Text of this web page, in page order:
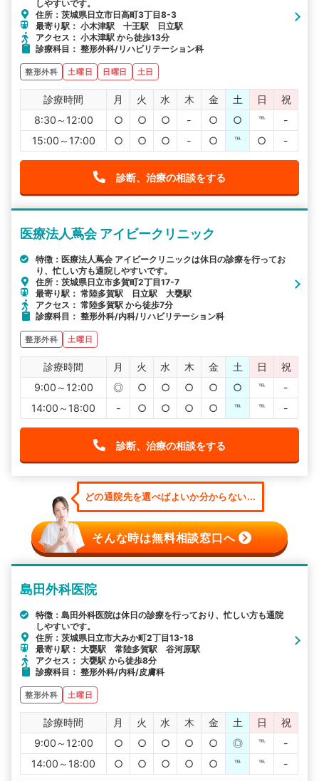
しやすいです。
住所：茨城県日立市日高町3丁目8-3
最寄り駅： 小木津駅 十王駅 日立駅
アクセス： 小木津駅 から徒歩13分
診療科目： 整形外科/リハビリテーション科
整形外科 土曜日 日曜日 土日
診療時間 月 火 水 木 金 土 日
祝
8:30～12:00
○ ○ ○ - ○ ○ ℡
-
15:00～17:00
○ ○ ○ - ○ ℡ ○ -
診断、治療の相談をする
医療法人蔦会 アイビークリニック
特徴：医療法人蔦会 アイビークリニックは休日の診療を行ってお
り、忙しい方も通院しやすいです。
住所：茨城県日立市多賀町2丁目17-7
最寄り駅： 常陸多賀駅 日立駅 大甕駅
アクセス： 常陸多賀駅 から徒歩7分
診療科目： 整形外科/内科/リハビリテーション科
整形外科 土曜日
診療時間 月 火 水 木 金 土 日
祝
9:00～12:00
◎ ○ ○ ○ ○ ○ ℡
-
14:00～18:00
- ○ ○ ○ ○ ℡ ℡ -
診断、治療の相談をする
どの通院先を選べばよいか分からない...
そんな時は無料相談窓口へ
島田外科医院
特徴：島田外科医院は休日の診療を行っており、忙しい方も通院
しやすいです。
住所：茨城県日立市大みか町2丁目13-18
最寄り駅： 大甕駅 常陸多賀駅 谷河原駅
アクセス： 大甕駅 から徒歩8分
診療科目： 整形外科/内科/皮膚科
整形外科 土曜日
診療時間 月 火 水 木 金 土 日
祝
9:00～12:00
○ ○ ○ ○ ○ ◎ ℡
-
14:00～18:00
○ ○ ○ ○ ○ ℡ ℡ -